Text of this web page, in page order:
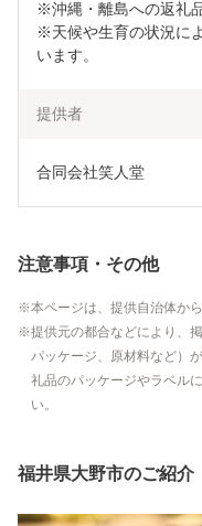
※沖縄・離島への返礼
※天候や生育の状況に
います。
提供者
合同会社笑人堂
注意事項・その他
本ページは、提供自治体か
提供元の都合などにより、
パッケージ、原材料など）
礼品のパッケージやラベル
い。
福井県大野市のご紹介